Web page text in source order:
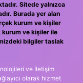
Sitede yalnızca
Burada yer alan
kurum ve kişiler
kurum ve kişiler ile
bilgiler taslak
ve İletişim
olarak hizmet